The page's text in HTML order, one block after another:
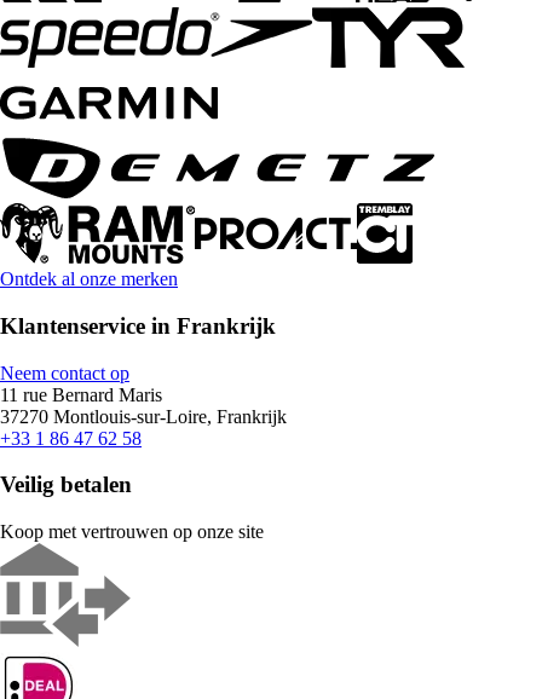
Ontdek al onze merken
Klantenservice in Frankrijk
Neem contact op
11 rue Bernard Maris
37270 Montlouis-sur-Loire, Frankrijk
+33 1 86 47 62 58
Veilig betalen
Koop met vertrouwen op onze site